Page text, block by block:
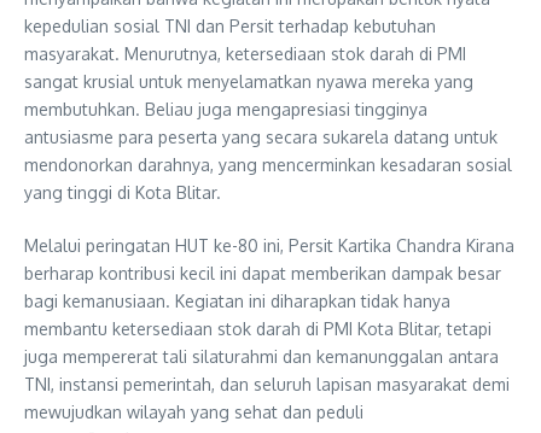
kepedulian sosial TNI dan Persit terhadap kebutuhan
masyarakat. Menurutnya, ketersediaan stok darah di PMI
sangat krusial untuk menyelamatkan nyawa mereka yang
membutuhkan. Beliau juga mengapresiasi tingginya
antusiasme para peserta yang secara sukarela datang untuk
mendonorkan darahnya, yang mencerminkan kesadaran sosial
yang tinggi di Kota Blitar.
Melalui peringatan HUT ke-80 ini, Persit Kartika Chandra Kirana
berharap kontribusi kecil ini dapat memberikan dampak besar
bagi kemanusiaan. Kegiatan ini diharapkan tidak hanya
membantu ketersediaan stok darah di PMI Kota Blitar, tetapi
juga mempererat tali silaturahmi dan kemanunggalan antara
TNI, instansi pemerintah, dan seluruh lapisan masyarakat demi
mewujudkan wilayah yang sehat dan peduli